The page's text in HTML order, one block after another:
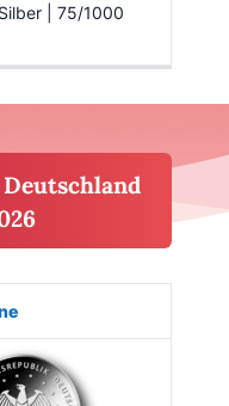
| 75/1000
Auflage